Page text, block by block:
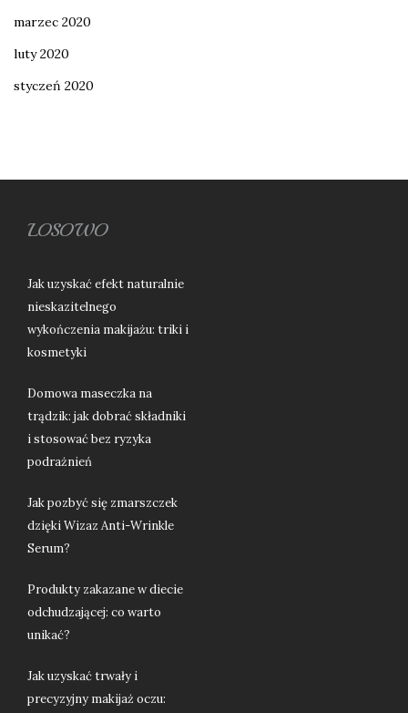
marzec 2020
luty 2020
styczeń 2020
LOSOWO
Jak uzyskać efekt naturalnie
nieskazitelnego
wykończenia makijażu: triki i
kosmetyki
Domowa maseczka na
trądzik: jak dobrać składniki
i stosować bez ryzyka
podrażnień
Jak pozbyć się zmarszczek
dzięki Wizaz Anti-Wrinkle
Serum?
Produkty zakazane w diecie
odchudzającej: co warto
unikać?
Jak uzyskać trwały i
precyzyjny makijaż oczu: